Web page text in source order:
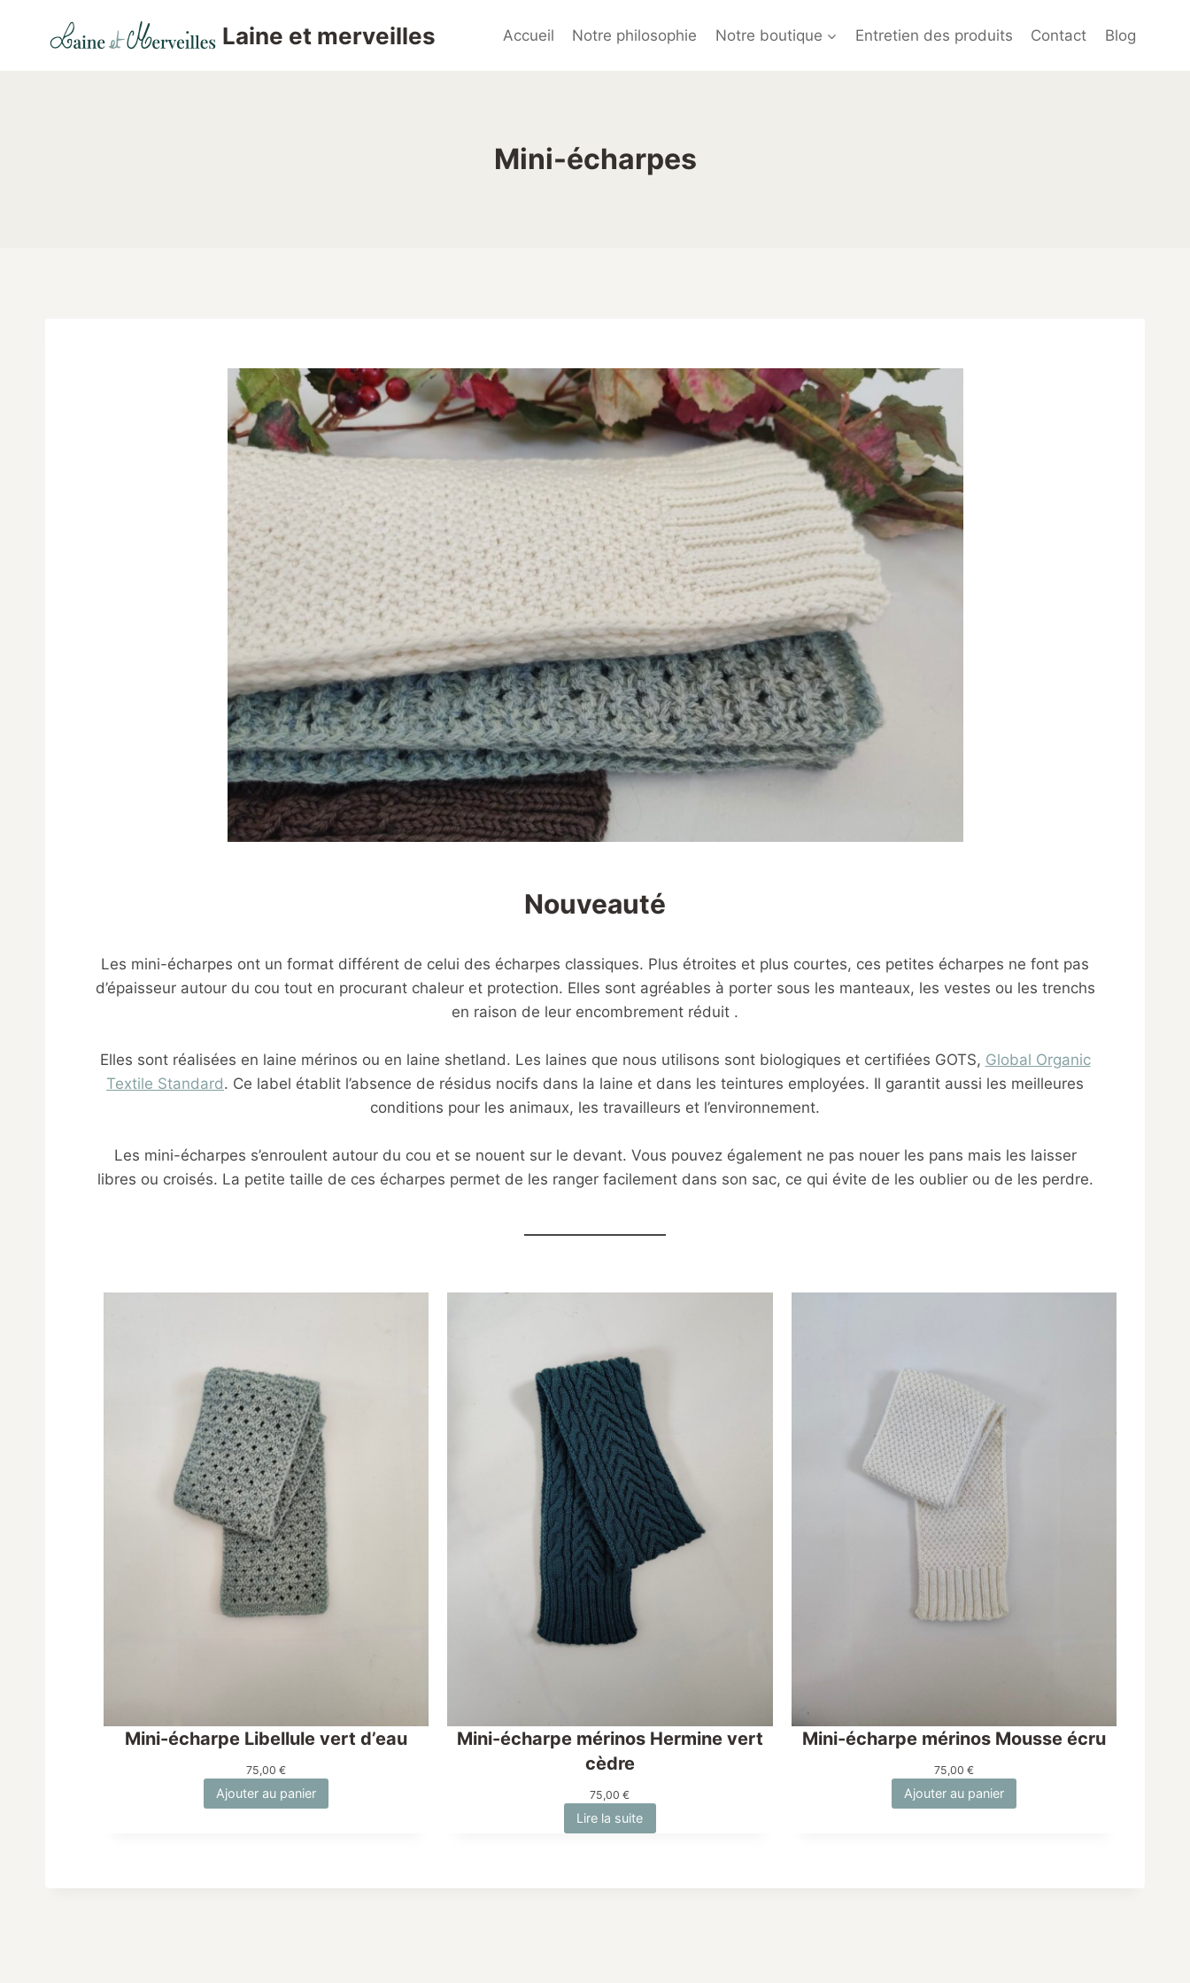
Laine et merveilles Accueil Notre philosophie Notre boutique Entretien des produits Contact Blog
Mini-écharpes
Nouveauté
Les mini-écharpes ont un format différent de celui des écharpes classiques. Plus étroites et plus courtes, ces petites écharpes ne font pas
d’épaisseur autour du cou tout en procurant chaleur et protection. Elles sont agréables à porter sous les manteaux, les vestes ou les trenchs
en raison de leur encombrement réduit .
Elles sont réalisées en laine mérinos ou en laine shetland. Les laines que nous utilisons sont biologiques et certifiées GOTS, Global Organic
Textile Standard. Ce label établit l’absence de résidus nocifs dans la laine et dans les teintures employées. Il garantit aussi les meilleures
conditions pour les animaux, les travailleurs et l’environnement.
Les mini-écharpes s’enroulent autour du cou et se nouent sur le devant. Vous pouvez également ne pas nouer les pans mais les laisser
libres ou croisés. La petite taille de ces écharpes permet de les ranger facilement dans son sac, ce qui évite de les oublier ou de les perdre.
Mini-écharpe Libellule vert d’eau
75,00€
Ajouter au panier
Mini-écharpe mérinos Hermine vert
cèdre
75,00€
Lire la suite
Mini-écharpe mérinos Mousse écru
75,00 €
Ajouter au panier